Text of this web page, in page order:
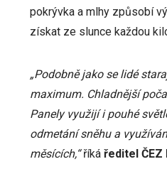
pokrývka a mlhy způsobí
získat ze slunce každou
„Podobně jako se lidé
maximum. Chladnější
Panely využijí i pouhé
odmetání sněhu a
měsících,“říká ředitel